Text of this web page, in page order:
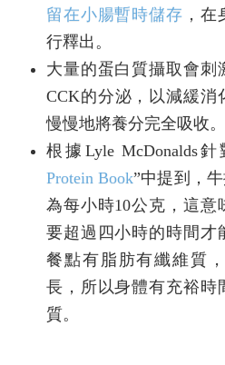
留在小腸暫時儲存 ，
行釋出。
大量的蛋白質攝取會刺
CCK的分泌，以減緩消
慢慢地將養分完全吸收。
根據Lyle McDonalds
Protein Book”中提到，
為每小時10公克，這意
要超過四小時的時間才
餐點有脂肪有纖維質
長，所以身體有充裕時
質。